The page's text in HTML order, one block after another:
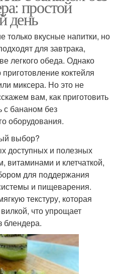
простой
день
вкусные напитки, но
для завтрака,
легкого обеда. Однако
коктейля
миксера. Но это не
вам, как приготовить
с бананом без
оборудования.
выбор?
доступных и полезных
витаминами и клетчаткой,
для поддержания
и пищеварения.
текстуру, которая
что упрощает
блендера.